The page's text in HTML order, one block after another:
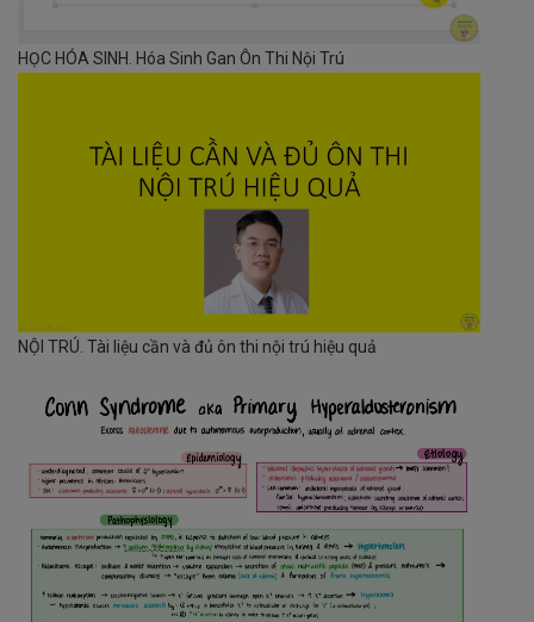
HỌC HÓA SINH. Hóa Sinh Gan Ôn Thi Nội Trú
NỘI TRÚ. Tài liệu cần và đủ ôn thi nội trú hiệu quả